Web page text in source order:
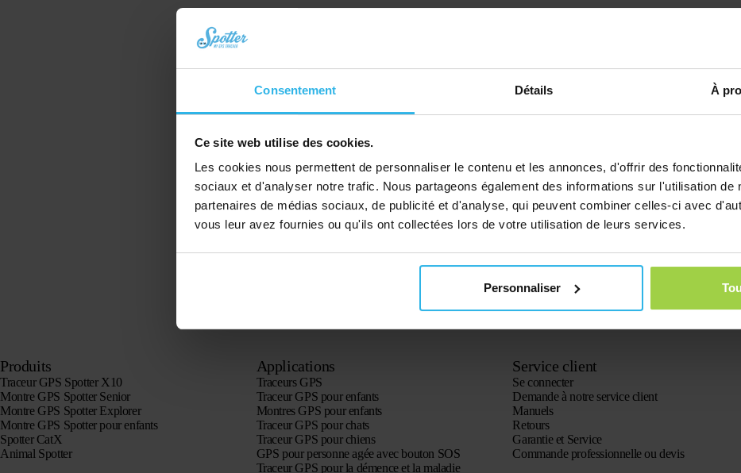
Consentement Détails À
Ce site web utilise des cookies.
Les cookies nous permettent de personnaliser le contenu et les annonces, d'offrir des
sociaux et d'analyser notre trafic. Nous partageons également des informations sur l'utilisation de
partenaires de médias sociaux, de publicité et d'analyse, qui peuvent combiner celles-ci avec
vous leur avez fournies ou qu'ils ont collectées lors de votre utilisation de leurs services.
Personnaliser
Produits
Traceur GPS Spotter X10
Montre GPS Spotter Senior
Montre GPS Spotter Explorer
Montre GPS Spotter pour enfants
Spotter CatX
Animal Spotter
Applications
Traceurs GPS
Traceur GPS pour enfants
Montres GPS pour enfants
Traceur GPS pour chats
Traceur GPS pour chiens
GPS pour personne agée avec bouton SOS
Traceur GPS pour la démence et la maladie
Service client
Se connecter
Demande à notre service client
Manuels
Retours
Garantie et Service
Commande professionnelle ou devis